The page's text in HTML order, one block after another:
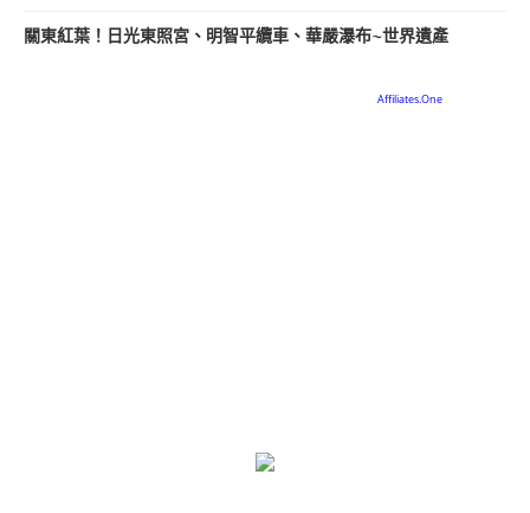
關東紅葉！日光東照宮、明智平纜車、華嚴瀑布~世界遺產